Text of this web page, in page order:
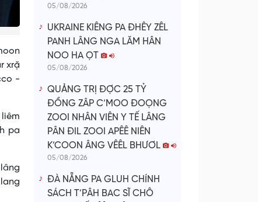
xrặ
-
pa
05/08/2026
UKRAINE KIÊNG PA ĐHÊY ZÊL
PANH LÂNG NGA LĂM HÂN
NOO HA ỌT
05/08/2026
QUẢNG TRỊ ĐỢC 25 TỶ
ĐỒNG ZÂP C’MOO ĐOỌNG
ZOOI NHÂN VIÊN Y TẾ LÂNG
PÂN ĐIL ZOOI APÊÊ NIÊN
K’COON ÂNG VÊÊL BHƯƠL
05/08/2026
ĐÀ NẴNG PA GLUH CHÍNH
SÁCH T’PÂH BAC SĨ CHÔ